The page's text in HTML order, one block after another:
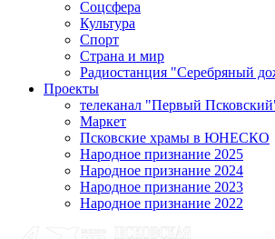
Соцсфера
Культура
Спорт
Страна и мир
Радиостанция "Серебряный
Проекты
телеканал "Первый
Маркет
Псковские храмы в ЮНЕСКО
Народное признание 2025
Народное признание 2024
Народное признание 2023
Народное признание 2022